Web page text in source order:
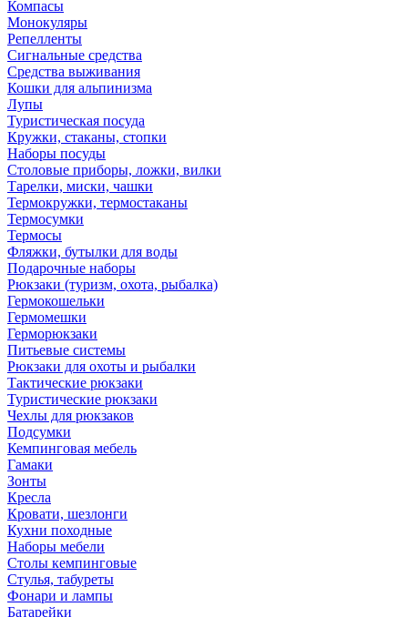
Компасы
Монокуляры
Репелленты
Сигнальные средства
Средства выживания
Кошки для альпинизма
Лупы
Туристическая посуда
Кружки, стаканы, стопки
Наборы посуды
Столовые приборы, ложки, вилки
Тарелки, миски, чашки
Термокружки, термостаканы
Термосумки
Термосы
Фляжки, бутылки для воды
Подарочные наборы
Рюкзаки (туризм, охота, рыбалка)
Гермокошельки
Гермомешки
Герморюкзаки
Питьевые системы
Рюкзаки для охоты и рыбалки
Тактические рюкзаки
Туристические рюкзаки
Чехлы для рюкзаков
Подсумки
Кемпинговая мебель
Гамаки
Зонты
Кресла
Кровати, шезлонги
Кухни походные
Наборы мебели
Столы кемпинговые
Стулья, табуреты
Фонари и лампы
Батарейки